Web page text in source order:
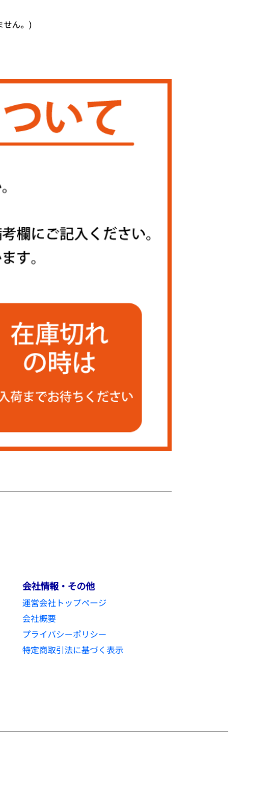
せん。)
会社情報・その他
運営会社トップページ
会社概要
プライバシーポリシー
特定商取引法に基づく表示